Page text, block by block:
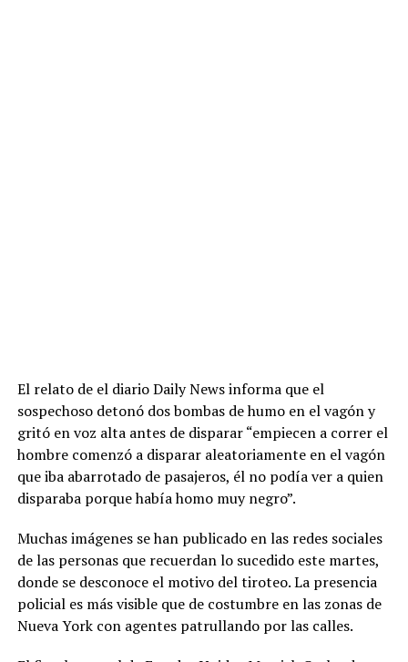
El relato de el diario Daily News informa que el
sospechoso detonó dos bombas de humo en el vagón y
gritó en voz alta antes de disparar “empiecen a correr el
hombre comenzó a disparar aleatoriamente en el vagón
que iba abarrotado de pasajeros, él no podía ver a quien
disparaba porque había homo muy negro”.
Muchas imágenes se han publicado en las redes sociales
de las personas que recuerdan lo sucedido este martes,
donde se desconoce el motivo del tiroteo. La presencia
policial es más visible que de costumbre en las zonas de
Nueva York con agentes patrullando por las calles.